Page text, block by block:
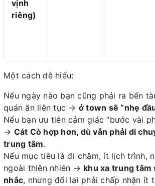
vịnh
riêng)
Một cách dễ hiểu:
Nếu ngày nào bạn cũng phải ra bến
quán ăn liên tục → ở town sẽ “nhẹ
Nếu bạn ưu tiên cảm giác “bước vài
→ Cát Cò hợp hơn, dù vẫn phải di
trung tâm.
Nếu mục tiêu là đi chậm, ít lịch trình,
ngoài thiên nhiên → khu xa trung tâm
nhắc, nhưng đổi lại phải chấp nhận ít